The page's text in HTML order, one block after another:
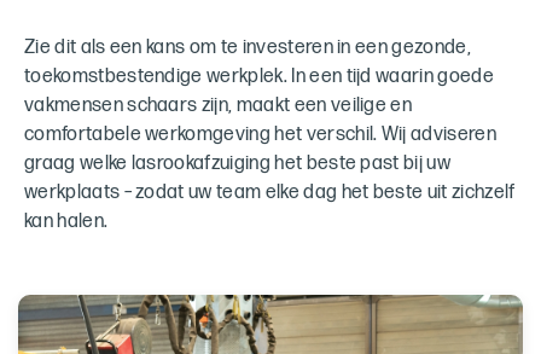
Zie dit als een kans om te investeren in een gezonde,
toekomstbestendige werkplek. In een tijd waarin goede
vakmensen schaars zijn, maakt een veilige en
comfortabele werkomgeving het verschil. Wij adviseren
graag welke lasrookafzuiging het beste past bij uw
werkplaats – zodat uw team elke dag het beste uit zichzelf
kan halen.